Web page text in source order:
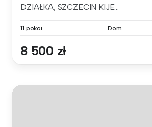
DZIAŁKA, SZCZECIN KIJE...
11 pokoi Dom
8 500 zł